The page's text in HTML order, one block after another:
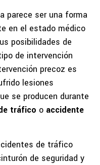
parece ser una forma
en el estado médico
posibilidades de
de intervención
precoz es
lesiones
se producen durante
tráfico o accidente
de tráfico
de seguridad y